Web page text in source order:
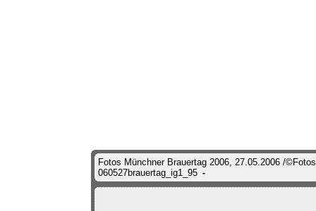
Fotos Münchner Brauertag 2006, 27.05.2006 /
060527brauertag_ig1_95 -